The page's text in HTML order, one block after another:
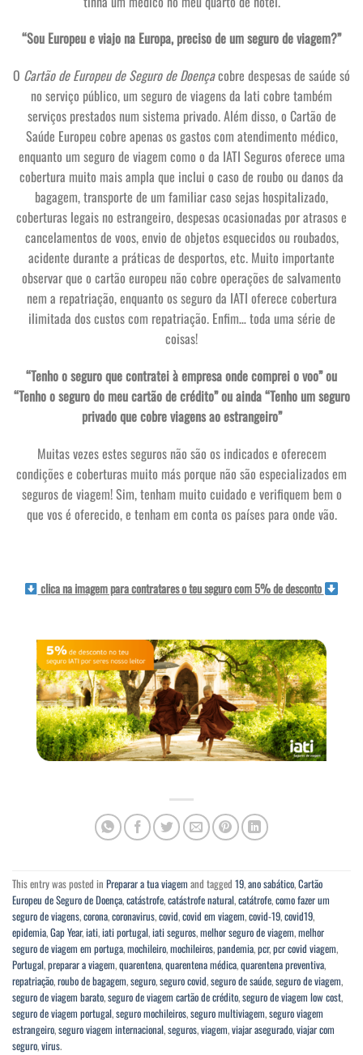
“Sou Europeu e viajo na Europa, preciso de um seguro de viagem?”
O Cartão de Europeu de Seguro de Doençacobre despesas de saúde só
no serviço público, um seguro de viagens da Iati cobre também
serviços prestados num sistema privado. Além disso, o Cartão de
Saúde Europeu cobre apenas os gastos com atendimento médico,
enquanto um seguro de viagem como o da IATI Seguros oferece uma
cobertura muito mais ampla que inclui o caso de roubo ou danos da
bagagem, transporte de um familiar caso sejas hospitalizado,
coberturas legais no estrangeiro, despesas ocasionadas por atrasos e
cancelamentos de voos, envio de objetos esquecidos ou roubados,
acidente durante a práticas de desportos, etc. Muito importante
observar que o cartão europeu não cobre operações de salvamento
nem a repatriação, enquanto os seguro da IATI oferece cobertura
ilimitada dos custos com repatriação. Enfim… toda uma série de
coisas!
“Tenho o seguro que contratei à empresa onde comprei o voo” ou
“Tenho o seguro do meu cartão de crédito” ou ainda “Tenho um seguro
privado que cobre viagens ao estrangeiro”
Muitas vezes estes seguros não são os indicados e oferecem
condições e coberturas muito más porque não são especializados em
seguros de viagem! Sim, tenham muito cuidado e verifiquem bem o
que vos é oferecido, e tenham em conta os países para onde vão.
clica na imagem para contratares o teu seguro com 5% de desconto
This entry was posted in Preparar a tua viagem and tagged 19,ano sabático,Cartão
Europeu de Seguro de Doença,catástrofe,catástrofe natural,catátrofe,como fazer um
seguro de viagens,corona,coronavirus,covid,covid em viagem,covid-19,covid19,
epidemia,Gap Year,iati,iati portugal,iati seguros,melhor seguro de viagem,melhor
seguro de viagem em portuga,mochileiro,mochileiros,pandemia,pcr,pcr covid viagem,
Portugal,preparar a viagem,quarentena,quarentena médica,quarentena preventiva,
repatriação,roubo de bagagem,seguro,seguro covid,seguro de saúde,seguro de viagem,
seguro de viagem barato,seguro de viagem cartão de crédito,seguro de viagem low cost,
seguro de viagem portugal,seguro mochileiros,seguro multiviagem,seguro viagem
estrangeiro,seguro viagem internacional,seguros,viagem,viajar asegurado,viajar com
seguro,virus.